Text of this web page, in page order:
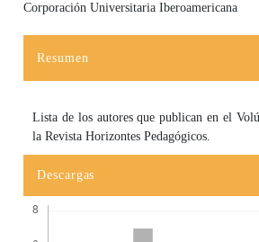
Contenido principal del artículo
Corporación Universitaria Iberoamericana
Resumen
Lista de los autores que publican en el
la Revista Horizontes Pedagógicos.
Descargas